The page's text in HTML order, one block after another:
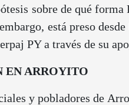
sobre de qué
está preso
PY a través de su
ARROYITO
y pobladores de